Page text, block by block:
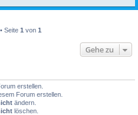
Seite 1 von 1
Gehe zu
erstellen.
Forum erstellen.
ändern.
löschen.